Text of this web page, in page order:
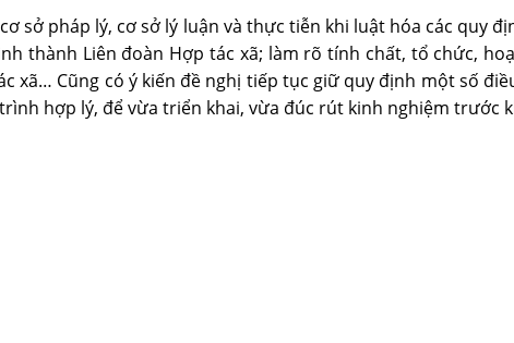
sở pháp lý, cơ sở lý luận và thực tiễn khi luật hóa các quy
thành Liên đoàn Hợp tác xã; làm rõ tính chất, tổ chức,
xã… Cũng có ý kiến đề nghị tiếp tục giữ quy định một số
hợp lý, để vừa triển khai, vừa đúc rút kinh nghiệm trước